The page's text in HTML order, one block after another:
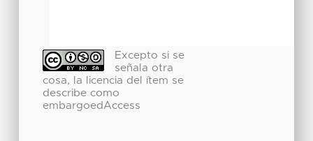
Excepto si se
señala otra
cosa, la licencia del ítem se
describe como
embargoedAccess